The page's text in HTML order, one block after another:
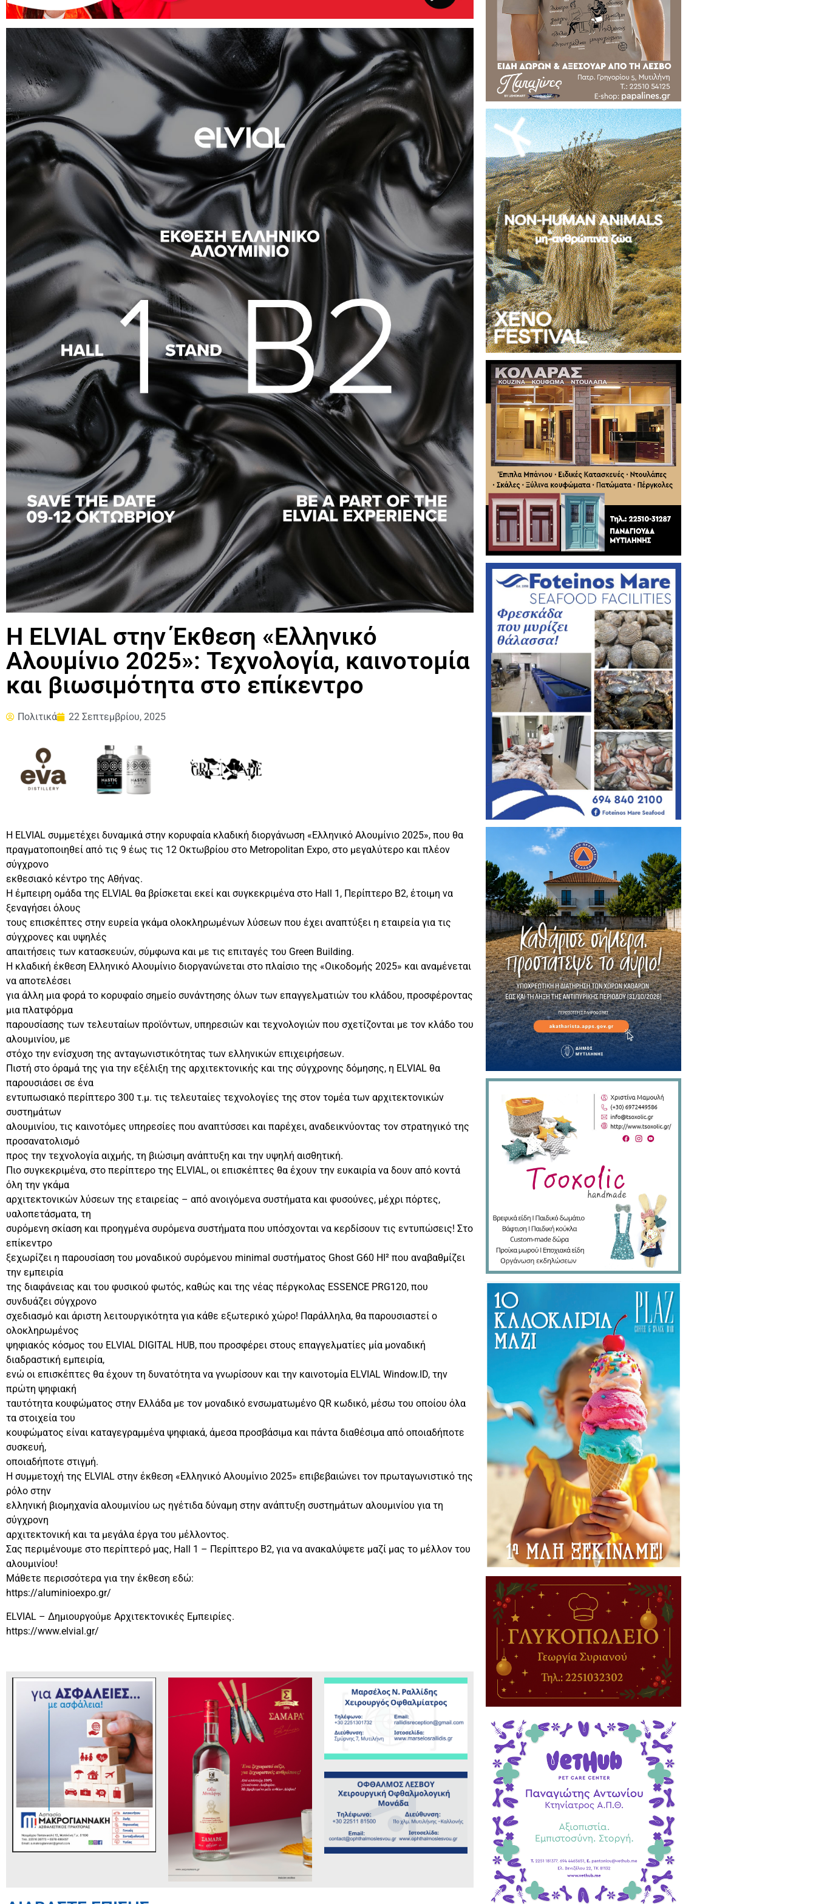
Η ELVIAL στην Έκθεση «Ελληνικό
Αλουμίνιο 2025»: Τεχνολογία, καινοτομία
και βιωσιμότητα στο επίκεντρο
Πολιτικά 22 Σεπτεμβρίου, 2025
Η ELVIAL συμμετέχει δυναμικά στην κορυφαία κλαδική διοργάνωση «Ελληνικό Αλουμίνιο 2025», που θα
πραγματοποιηθεί από τις 9 έως τις 12 Οκτωβρίου στο Metropolitan Expo, στο μεγαλύτερο και πλέον
σύγχρονο
εκθεσιακό κέντρο της Αθήνας.
Η έμπειρη ομάδα της ELVIAL θα βρίσκεται εκεί και συγκεκριμένα στο Hall 1, Περίπτερο Β2, έτοιμη να
ξεναγήσει όλους
τους επισκέπτες στην ευρεία γκάμα ολοκληρωμένων λύσεων που έχει αναπτύξει η εταιρεία για τις
σύγχρονες και υψηλές
απαιτήσεις των κατασκευών, σύμφωνα και με τις επιταγές του Green Building.
Η κλαδική έκθεση Ελληνικό Αλουμίνιο διοργανώνεται στο πλαίσιο της «Οικοδομής 2025» και αναμένεται
να αποτελέσει
για άλλη μια φορά το κορυφαίο σημείο συνάντησης όλων των επαγγελματιών του κλάδου, προσφέροντας
μια πλατφόρμα
παρουσίασης των τελευταίων προϊόντων, υπηρεσιών και τεχνολογιών που σχετίζονται με τον κλάδο του
αλουμινίου, με
στόχο την ενίσχυση της ανταγωνιστικότητας των ελληνικών επιχειρήσεων.
Πιστή στο όραμά της για την εξέλιξη της αρχιτεκτονικής και της σύγχρονης δόμησης, η ELVIAL θα
παρουσιάσει σε ένα
εντυπωσιακό περίπτερο 300 τ.μ. τις τελευταίες τεχνολογίες της στον τομέα των αρχιτεκτονικών
συστημάτων
αλουμινίου, τις καινοτόμες υπηρεσίες που αναπτύσσει και παρέχει, αναδεικνύοντας τον στρατηγικό της
προσανατολισμό
προς την τεχνολογία αιχμής, τη βιώσιμη ανάπτυξη και την υψηλή αισθητική.
Πιο συγκεκριμένα, στο περίπτερο της ELVIAL, οι επισκέπτες θα έχουν την ευκαιρία να δουν από κοντά
όλη την γκάμα
αρχιτεκτονικών λύσεων της εταιρείας – από ανοιγόμενα συστήματα και φυσούνες, μέχρι πόρτες,
υαλοπετάσματα, τη
συρόμενη σκίαση και προηγμένα συρόμενα συστήματα που υπόσχονται να κερδίσουν τις εντυπώσεις! Στο
επίκεντρο
ξεχωρίζει η παρουσίαση του μοναδικού συρόμενου minimal συστήματος Ghost G60 HI² που αναβαθμίζει
την εμπειρία
της διαφάνειας και του φυσικού φωτός, καθώς και της νέας πέργκολας ESSENCE PRG120, που
συνδυάζει σύγχρονο
σχεδιασμό και άριστη λειτουργικότητα για κάθε εξωτερικό χώρο! Παράλληλα, θα παρουσιαστεί ο
ολοκληρωμένος
ψηφιακός κόσμος του ELVIAL DIGITAL HUB, που προσφέρει στους επαγγελματίες μία μοναδική
διαδραστική εμπειρία,
ενώ οι επισκέπτες θα έχουν τη δυνατότητα να γνωρίσουν και την καινοτομία ELVIAL Window.ID, την
πρώτη ψηφιακή
ταυτότητα κουφώματος στην Ελλάδα με τον μοναδικό ενσωματωμένο QR κωδικό, μέσω του οποίου όλα
τα στοιχεία του
κουφώματος είναι καταγεγραμμένα ψηφιακά, άμεσα προσβάσιμα και πάντα διαθέσιμα από οποιαδήποτε
συσκευή,
οποιαδήποτε στιγμή.
Η συμμετοχή της ELVIAL στην έκθεση «Ελληνικό Αλουμίνιο 2025» επιβεβαιώνει τον πρωταγωνιστικό της
ρόλο στην
ελληνική βιομηχανία αλουμινίου ως ηγέτιδα δύναμη στην ανάπτυξη συστημάτων αλουμινίου για τη
σύγχρονη
αρχιτεκτονική και τα μεγάλα έργα του μέλλοντος.
Σας περιμένουμε στο περίπτερό μας, Hall 1 – Περίπτερο Β2, για να ανακαλύψετε μαζί μας το μέλλον του
αλουμινίου!
Μάθετε περισσότερα για την έκθεση εδώ:
https://aluminioexpo.gr/
ELVIAL – Δημιουργούμε Αρχιτεκτονικές Εμπειρίες.
https://www.elvial.gr/